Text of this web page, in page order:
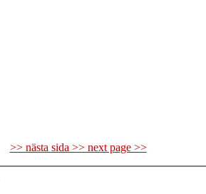
>> nästa sida >> next page >>